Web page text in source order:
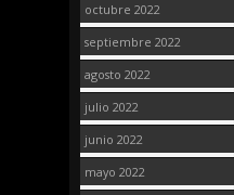
octubre 2022
septiembre 2022
agosto 2022
julio 2022
junio 2022
mayo 2022